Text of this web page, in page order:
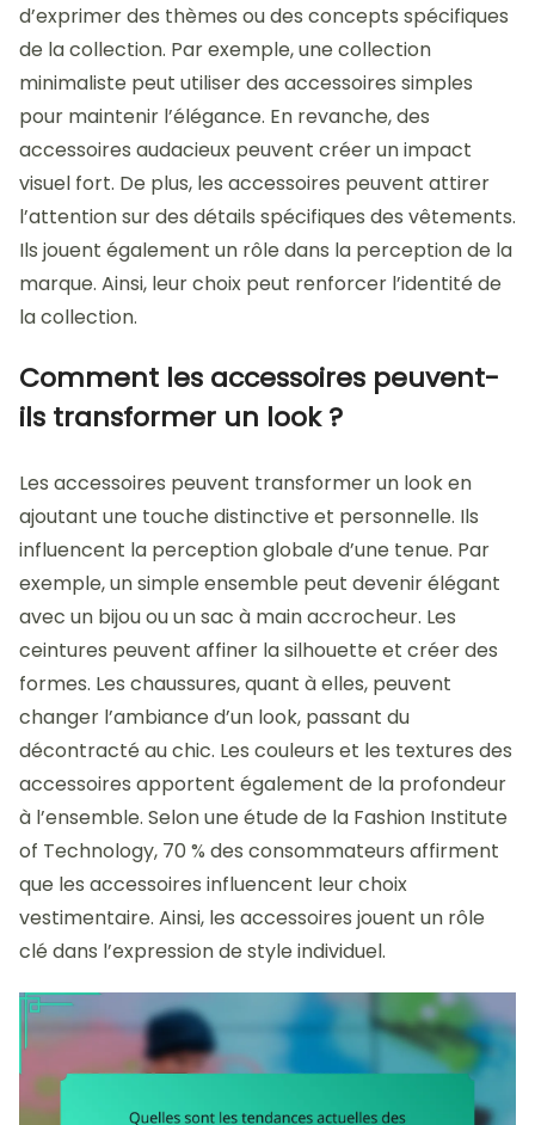
d’exprimer des thèmes ou des concepts spécifiques
de la collection. Par exemple, une collection
minimaliste peut utiliser des accessoires simples
pour maintenir l’élégance. En revanche, des
accessoires audacieux peuvent créer un impact
visuel fort. De plus, les accessoires peuvent attirer
l’attention sur des détails spécifiques des vêtements.
Ils jouent également un rôle dans la perception de la
marque. Ainsi, leur choix peut renforcer l’identité de
la collection.
Comment les accessoires peuvent-
ils transformer un look ?
Les accessoires peuvent transformer un look en
ajoutant une touche distinctive et personnelle. Ils
influencent la perception globale d’une tenue. Par
exemple, un simple ensemble peut devenir élégant
avec un bijou ou un sac à main accrocheur. Les
ceintures peuvent affiner la silhouette et créer des
formes. Les chaussures, quant à elles, peuvent
changer l’ambiance d’un look, passant du
décontracté au chic. Les couleurs et les textures des
accessoires apportent également de la profondeur
à l’ensemble. Selon une étude de la Fashion Institute
of Technology, 70 % des consommateurs affirment
que les accessoires influencent leur choix
vestimentaire. Ainsi, les accessoires jouent un rôle
clé dans l’expression de style individuel.